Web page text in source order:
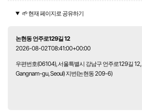
🌱 현재 페이지로 공유하기
논현동 언주로129길 12
2026-08-02T08:41:00+00:00
우편번호(06104), 서울특별시 강남구 언주로129길
Gangnam-gu, Seoul) 지번(논현동 209-6)